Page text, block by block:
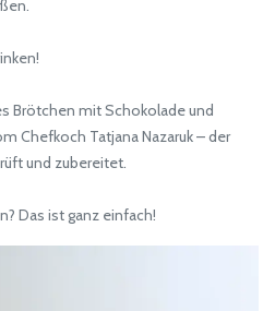
Brötchen mit Schokolade und
Chefkoch Tatjana Nazaruk – der
und zubereitet.
Das ist ganz einfach!